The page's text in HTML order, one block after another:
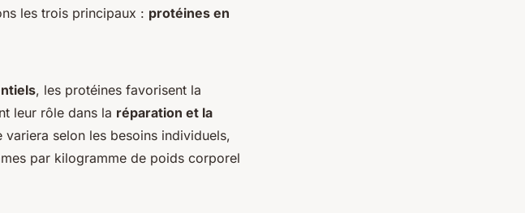
les trois principaux : protéines en
, les protéines favorisent la
leur rôle dans la réparation et la
variera selon les besoins individuels,
par kilogramme de poids corporel